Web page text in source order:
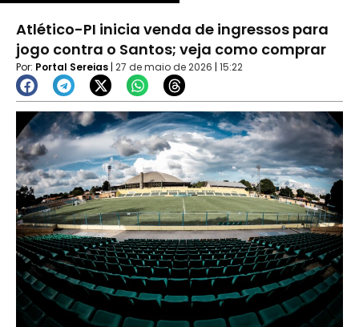
Atlético-PI inicia venda de ingressos para
jogo contra o Santos; veja como comprar
Por: Portal Sereias | 27 de maio de 2026 | 15:22